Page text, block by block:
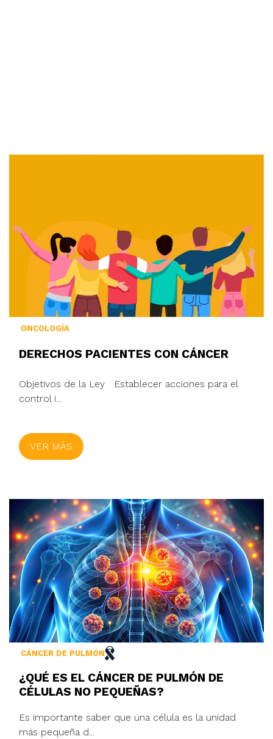
ONCOLOGÍA
DERECHOS PACIENTES CON CÁNCER
Objetivos de la Ley Establecer acciones para el
control i...
VER MÁS
CÁNCER DE PULMÓN
¿QUÉ ES EL CÁNCER DE PULMÓN DE
CÉLULAS NO PEQUEÑAS?
Es importante saber que una célula es la unidad
más pequeña d...